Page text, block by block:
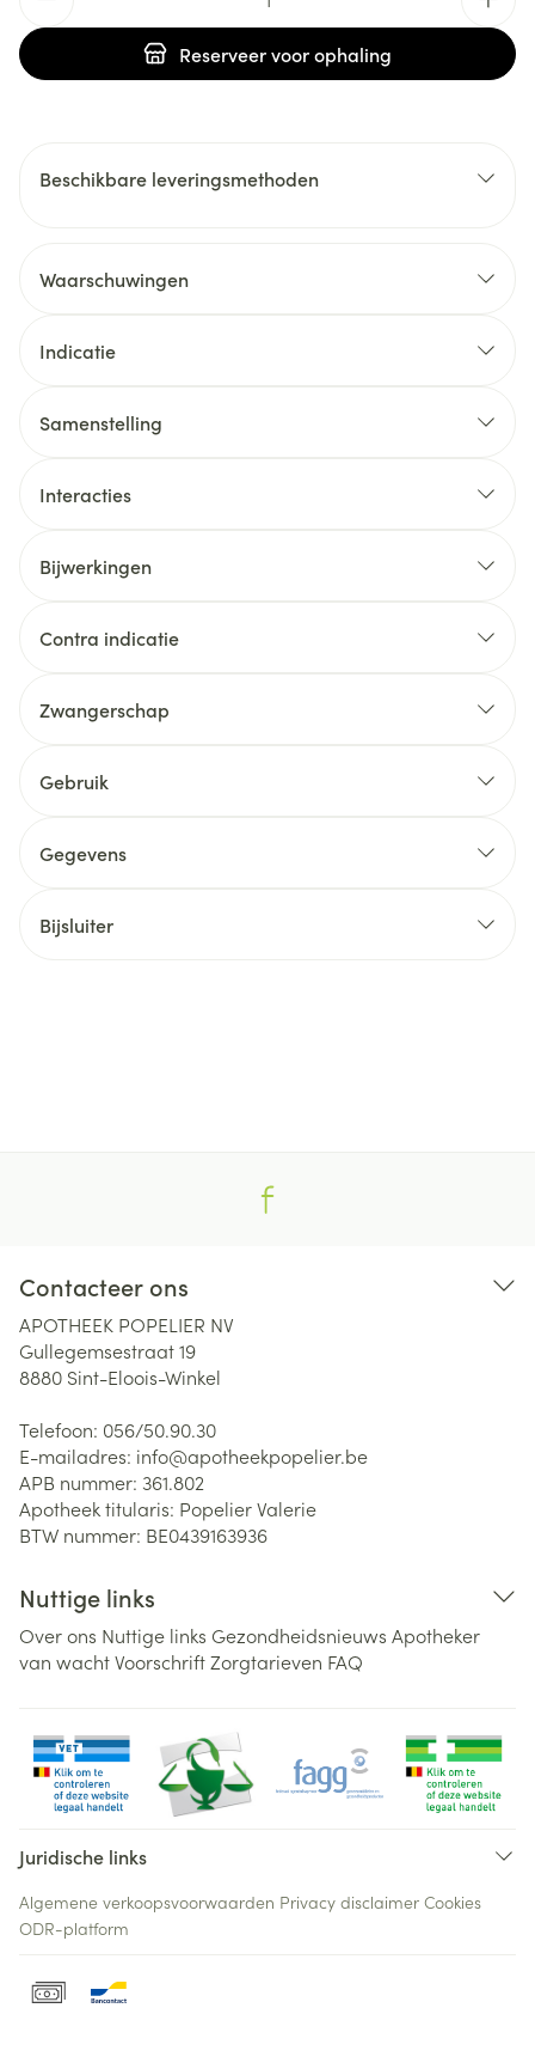
Reserveervoor ophaling
Beschikbare leveringsmethoden
Waarschuwingen
Indicatie
Samenstelling
Interacties
Bijwerkingen
Contra indicatie
Zwangerschap
Gebruik
Gegevens
Bijsluiter
Contacteer ons
APOTHEEK POPELIER NV
Gullegemsestraat 19
8880 Sint-Eloois-Winkel
Telefoon: 056/50.90.30
E-mailadres: info@apotheekpopelier.be
APB nummer: 361.802
Apotheek titularis: Popelier Valerie
BTW nummer: BE0439163936
Nuttige links
Over ons Nuttige links Gezondheidsnieuws Apotheker
van wachtVoorschriftZorgtarieven FAQ
Juridische links
Algemene verkoopsvoorwaarden Privacy disclaimer Cookies
ODR-platform